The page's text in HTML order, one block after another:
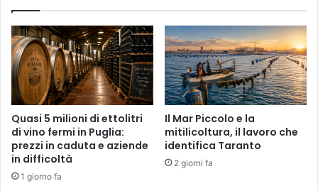
Quasi 5 milioni di ettolitri
di vino fermi in Puglia:
prezzi in caduta e aziende
in difficoltà
1 giorno fa
Il Mar Piccolo e la
mitilicoltura, il lavoro che
identifica Taranto
2 giorni fa